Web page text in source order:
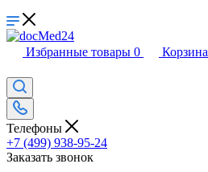
Избранные товары 0 Корзина
Телефоны
+7 (499) 938-95-24
Заказать звонок